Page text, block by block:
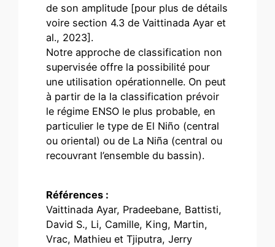
de son amplitude [pour plus de détails
voire section 4.3 de Vaittinada Ayar et
al., 2023].
Notre approche de classification non
supervisée offre la possibilité pour
une utilisation opérationnelle. On peut
à partir de la la classification prévoir
le régime ENSO le plus probable, en
particulier le type de El Niño (central
ou oriental) ou de La Niña (central ou
recouvrant l’ensemble du bassin).
Références :
Vaittinada Ayar, Pradeebane, Battisti,
David S., Li, Camille, King, Martin,
Vrac, Mathieu et Tjiputra, Jerry